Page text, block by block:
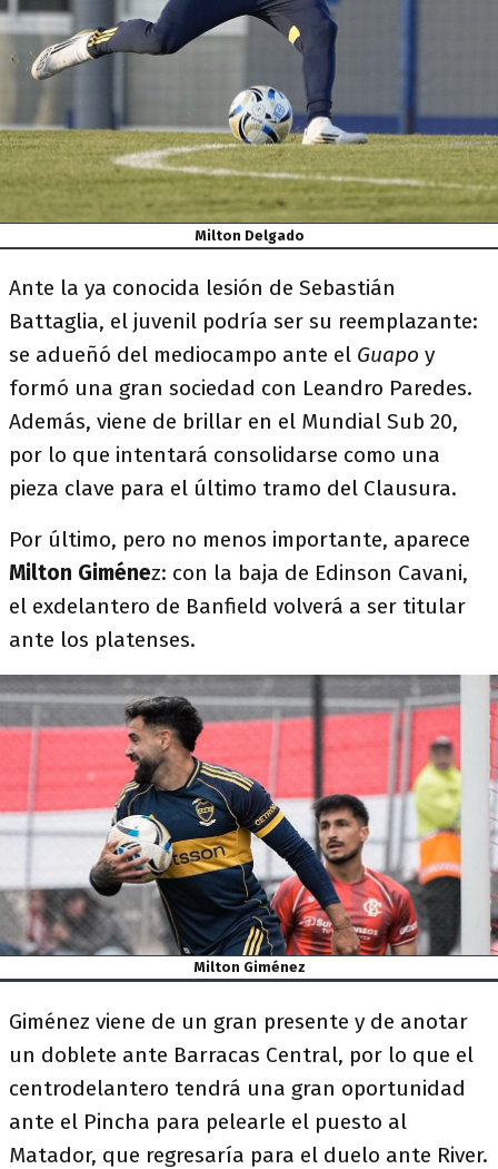
Milton Delgado
Ante la ya conocida lesión de Sebastián
Battaglia, el juvenil podría ser su reemplazante:
se adueñó del mediocampo ante el Guapo y
formó una gran sociedad con Leandro Paredes.
Además, viene de brillar en el Mundial Sub 20,
por lo que intentará consolidarse como una
pieza clave para el último tramo del Clausura.
Por último, pero no menos importante, aparece
Milton Giménez: con la baja de Edinson Cavani,
el exdelantero de Banfield volverá a ser titular
ante los platenses.
Milton Giménez
Giménez viene de un gran presente y de anotar
un doblete ante Barracas Central, por lo que el
centrodelantero tendrá una gran oportunidad
ante el Pincha para pelearle el puesto al
Matador, que regresaría para el duelo ante River.